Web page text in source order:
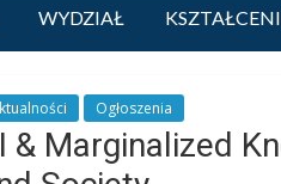
WYDZIAŁ
Ogłoszenia
& Marginalized